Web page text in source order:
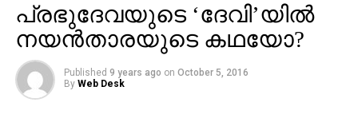
പ്രഭുദേവയുടെ ‘ദേവി’യില്‍
നയന്‍താരയുടെ കഥയോ?
Published 9 years ago on October 5, 2016
By Web Desk